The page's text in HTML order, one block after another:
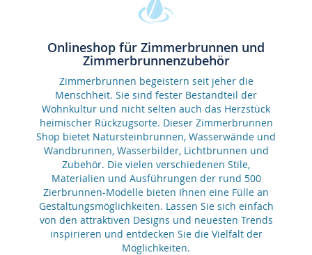
Onlineshop für Zimmerbrunnen und
Zimmerbrunnenzubehör
Zimmerbrunnen begeistern seit jeher die
Menschheit. Sie sind fester Bestandteil der
Wohnkultur und nicht selten auch das Herzstück
heimischer Rückzugsorte. Dieser Zimmerbrunnen
Shop bietet Natursteinbrunnen, Wasserwände und
Wandbrunnen, Wasserbilder, Lichtbrunnen und
Zubehör. Die vielen verschiedenen Stile,
Materialien und Ausführungen der rund 500
Zierbrunnen-Modelle bieten Ihnen eine Fülle an
Gestaltungsmöglichkeiten. Lassen Sie sich einfach
von den attraktiven Designs und neuesten Trends
inspirieren und entdecken Sie die Vielfalt der
Möglichkeiten.